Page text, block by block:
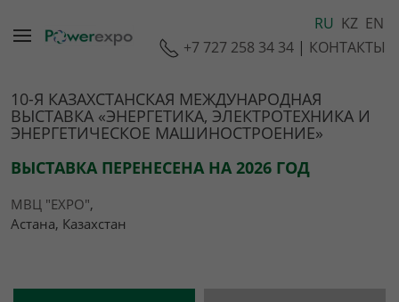
RU KZ EN
+7 727 258 34 34 | КОНТАКТЫ
10-Я КАЗАХСТАНСКАЯ МЕЖДУНАРОДНАЯ
ВЫСТАВКА «ЭНЕРГЕТИКА, ЭЛЕКТРОТЕХНИКА И
ЭНЕРГЕТИЧЕСКОЕ МАШИНОСТРОЕНИЕ»
ВЫСТАВКА ПЕРЕНЕСЕНА НА 2026 ГОД
МВЦ "EXPO",
Астана, Казахстан